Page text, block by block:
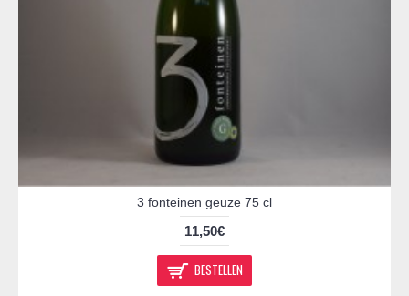
3 fonteinen geuze 75 cl
11,50€
BESTELLEN